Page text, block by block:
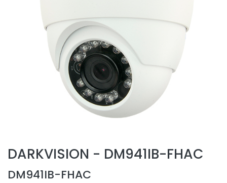
DARKVISION - DM941IB-FHAC
DM941IB-FHAC